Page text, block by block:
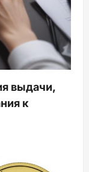
выдачи,
к